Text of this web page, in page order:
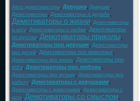
Авто демотиваторы Девушка Девушки
Демотиваторы Демотиваторы о дружбе
Демотиваторы о жизни
Демотиваторы
о котэ
Демотиваторы о любви
Демотиваторы
по русски Демотиваторы приколы
Демотиваторы про девушек
Демотиваторы
про детей
Демотиваторы про животных
Демотиваторы про жизнь
Демотиваторы про
котэ
Демотиваторы про любовь
Демотиваторы про музыку
Демотиваторы про
работу
Демотиваторы с девушками
Демотиваторы с животными
Демотиваторы с
котэ
Демотиваторы со смыслом